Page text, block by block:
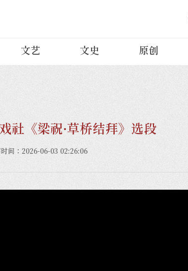
文艺 文史 原创
社《梁祝·草桥结拜》选段
时间：2026-06-03 02:26:06